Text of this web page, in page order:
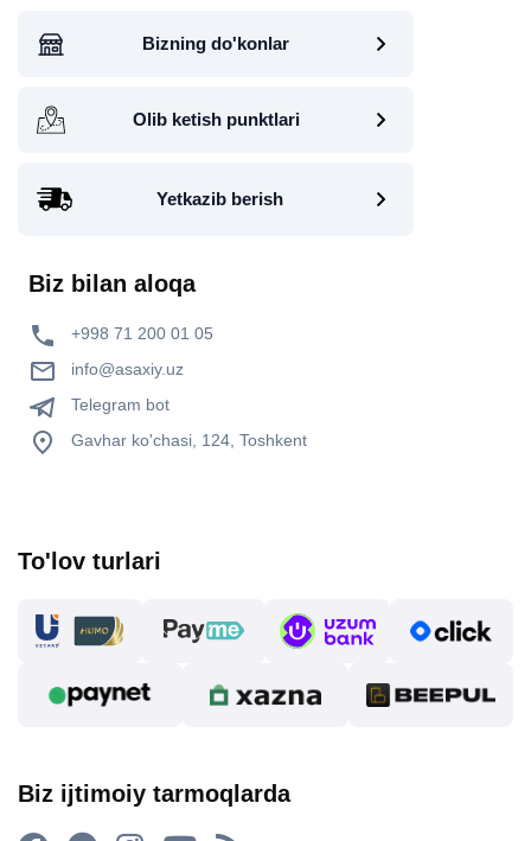
Bizning do'konlar
Olib ketish punktlari
Yetkazib berish
Biz bilan aloqa
+998 71 200 01 05
info@asaxiy.uz
Telegram bot
Gavhar ko'chasi, 124, Toshkent
To'lov turlari
Biz ijtimoiy tarmoqlarda